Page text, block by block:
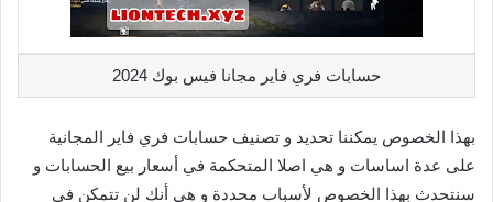
حسابات فري فاير مجانا فيس بوك 2024
بهذا الخصوص يمكننا تحديد و تصنيف حسابات فري فاير المجانية
على عدة اساسات و هي اصلا المتحكمة في أسعار بيع الحسابات و
سنتحدث بهذا الخصوص لأسباب محددة و هي أنك لن تتمكن في